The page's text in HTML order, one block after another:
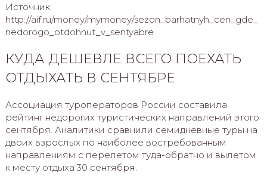
Источник:
http://aif.ru/money/mymoney/sezon_barhatnyh_cen_gde_
nedorogo_otdohnut_v_sentyabre
КУДА ДЕШЕВЛЕ ВСЕГО ПОЕХАТЬ
ОТДЫХАТЬ В СЕНТЯБРЕ
Ассоциация туроператоров России составила
рейтинг недорогих туристических направлений этого
сентября. Аналитики сравнили семидневные туры на
двоих взрослых по наиболее востребованным
направлениям с перелетом туда-обратно и вылетом
к месту отдыха 30 сентября.